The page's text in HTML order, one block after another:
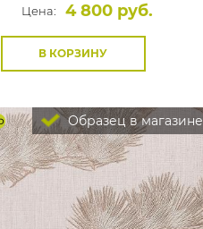
Цена:
4 800 руб.
В КОРЗИНУ
Образец в магазине